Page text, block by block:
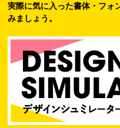
実際に気に入った書体・フォ
みましょう。